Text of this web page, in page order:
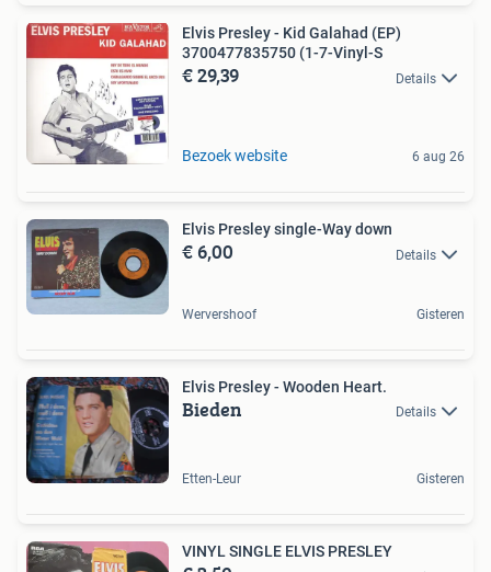
Elvis Presley - Kid Galahad (EP)
3700477835750 (1-7-Vinyl-S
€ 29,39 Details
Bezoek website 6 aug 26
Elvis Presley single-Way down
€ 6,00 Details
Wervershoof Gisteren
Elvis Presley - Wooden Heart.
Bieden Details
Etten-Leur Gisteren
VINYL SINGLE ELVIS PRESLEY